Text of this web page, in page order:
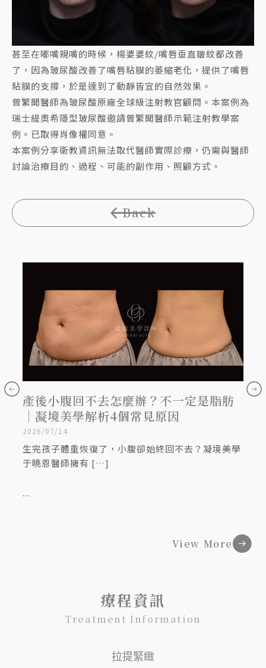
甚至在嘟嘴親嘴的時候，楊婆婆紋/嘴唇垂直皺紋都改善
了，因為玻尿酸改善了嘴唇粘膜的萎縮老化，提供了嘴唇
粘膜的支撐，於是達到了動靜皆宜的自然效果。
曾繁聞醫師為玻尿酸原廠全球級注射教官顧問。本案例為
瑞士緹奧希隱型玻尿酸邀請曾繁聞醫師示範注射教學案
例。已取得肖像權同意。
本案例分享衛教資訊無法取代醫師實際診療，仍需與醫師
討論治療目的、過程、可能的副作用、照顧方式。
Back
產後小腹回不去怎麼辦？不一定是脂肪
｜凝境美學解析4個常見原因
2026/07/14
生完孩子體重恢復了，小腹卻始終回不去？凝境美學
于曉恩醫師擁有 […]
...
嘴
View More
療程資訊
Treatment Information
拉提緊緻